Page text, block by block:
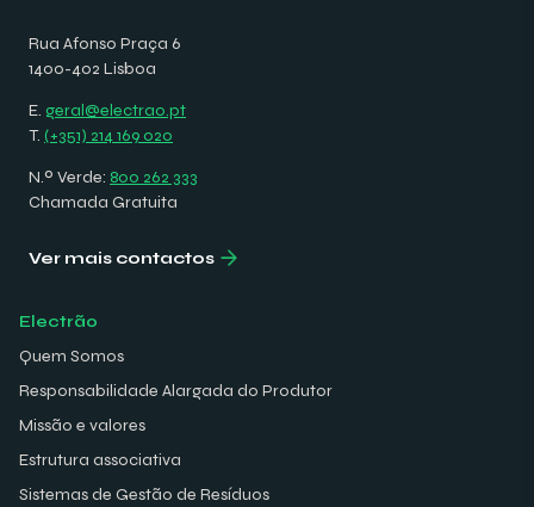
Rua Afonso Praça 6
1400-402 Lisboa
E. geral@electrao.pt
T. (+351) 214 169 020
N.º Verde: 800 262 333
Chamada Gratuita
Ver mais contactos
Electrão
Quem Somos
Responsabilidade Alargada do Produtor
Missão e valores
Estrutura associativa
Sistemas de Gestão de Resíduos